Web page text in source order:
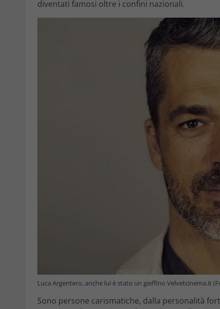
diventati famosi oltre i confini nazionali.
Luca Argentero, anche lui è stato un gieffino Velvetcinema.it
Sono persone carismatiche, dalla personalità